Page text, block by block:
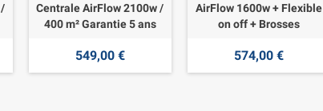
Centrale AirFlow 2100w /
400 m² Garantie 5 ans
549,00 €
AirFlow 1600w + Flexible
on off + Brosses
574,00 €